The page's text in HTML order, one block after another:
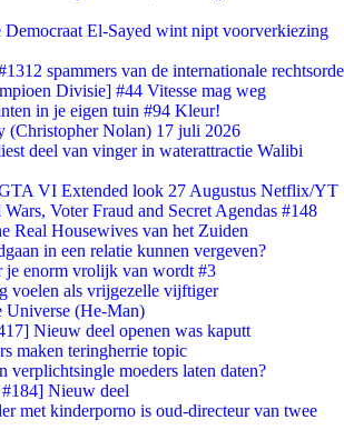
Democraat El-Sayed wint nipt voorverkiezing
spammers van de internationale rechtsorde
Divisie] #44 Vitesse mag weg
in je eigen tuin #94 Kleur!
(Christopher Nolan) 17 juli 2026
deel van vinger in waterattractie Walibi
VI Extended look 27 Augustus Netflix/YT
Voter Fraud and Secret Agendas #148
Real Housewives van het Zuiden
in een relatie kunnen vergeven?
je enorm vrolijk van wordt #3
voelen als vrijgezelle vijftiger
Universe (He-Man)
Nieuw deel openen was kaputt
maken teringherrie topic
verplichtsingle moeders laten daten?
Nieuw deel
met kinderporno is oud-directeur van twee